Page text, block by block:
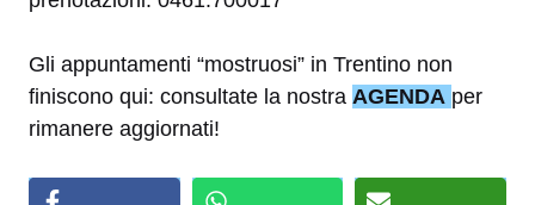
Gli appuntamenti “mostruosi” in Trentino non
finiscono qui: consultate la nostra AGENDA per
rimanere aggiornati!